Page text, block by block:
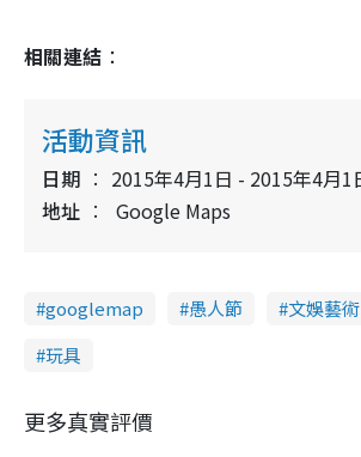
相關連結 ：
活動資訊
日期
2015年4月1日 - 2015年4月1
地址
Google Maps
googlemap 愚人節 文娛藝術
玩具
更多真實評價